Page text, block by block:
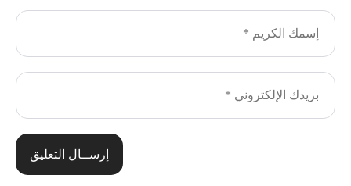
إرســال التعليق